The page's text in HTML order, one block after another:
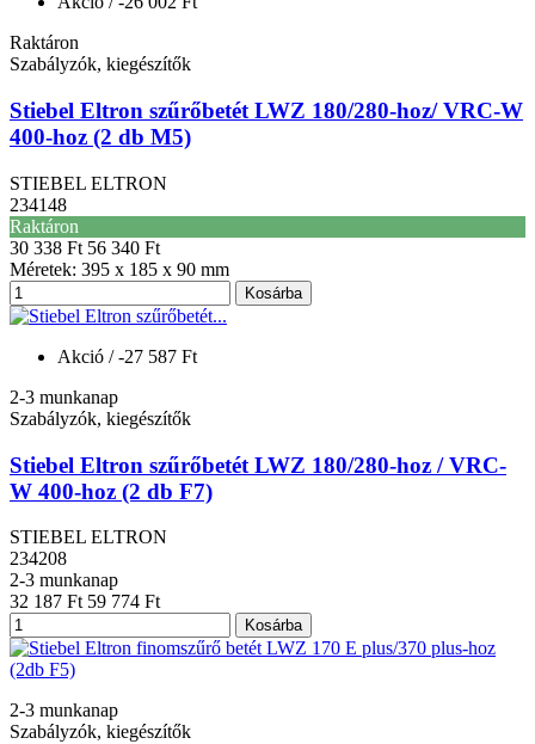
Raktáron
Szabályzók, kiegészítők
Stiebel Eltron szűrőbetét LWZ 180/280-hoz/ VRC-W
400-hoz (2 db M5)
STIEBEL ELTRON
234148
Raktáron
30 338 Ft 56 340 Ft
Méretek: 395 x 185 x 90 mm
Kosárba
Akció / -27 587 Ft
2-3 munkanap
Szabályzók, kiegészítők
Stiebel Eltron szűrőbetét LWZ 180/280-hoz / VRC-
W 400-hoz (2 db F7)
STIEBEL ELTRON
234208
2-3 munkanap
32 187 Ft 59 774 Ft
Kosárba
2-3 munkanap
Szabályzók, kiegészítők